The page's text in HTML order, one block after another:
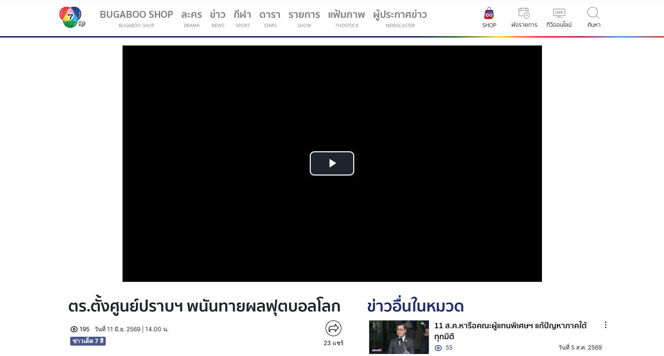
BUGABOO SHOP
BUGABOO SHOP
ละคร
DRAMA
ข่าว
NEWS
กีฬา
SPORT
(current)
ดารา
STARS
รายการ
SHOW
แฟ้มภาพ
7HDSTOCK
ผู้ประกาศข่าว
NEWSCASTER SHOP ผังรายการ ทีวีออนไลน์ ค้นหา
Play
ตร.ตั้งศูนย์ปราบฯ พนันทายผลฟุตบอลโลก
195
วันที่ 11 มิ.ย. 2569 | 14.00 น.
ข่าวเด็ด 7 สี
23 แชร์
ข่าวอื่นในหมวด
11 ส.ค.หารือคณะผู้แทนพิเศษฯ แก้ปัญหาภาคใต้
ทุกมิติ
55 วันที่ 5 ส.ค. 2569